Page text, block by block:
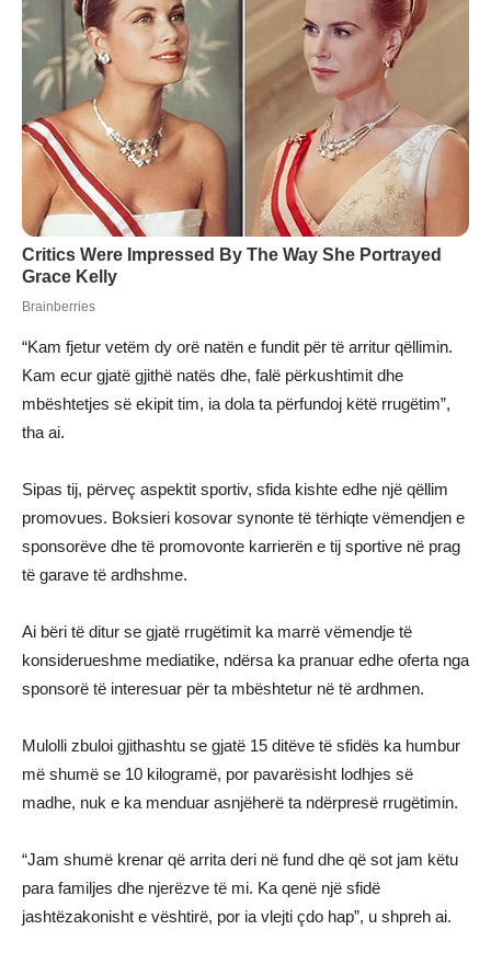
“Kam fjetur vetëm dy orë natën e fundit për të arritur qëllimin.
Kam ecur gjatë gjithë natës dhe, falë përkushtimit dhe
mbështetjes së ekipit tim, ia dola ta përfundoj këtë rrugëtim”,
tha ai.
Sipas tij, përveç aspektit sportiv, sfida kishte edhe një qëllim
promovues. Boksieri kosovar synonte të tërhiqte vëmendjen e
sponsorëve dhe të promovonte karrierën e tij sportive në prag
të garave të ardhshme.
Ai bëri të ditur se gjatë rrugëtimit ka marrë vëmendje të
konsiderueshme mediatike, ndërsa ka pranuar edhe oferta nga
sponsorë të interesuar për ta mbështetur në të ardhmen.
Mulolli zbuloi gjithashtu se gjatë 15 ditëve të sfidës ka humbur
më shumë se 10 kilogramë, por pavarësisht lodhjes së
madhe, nuk e ka menduar asnjëherë ta ndërpresë rrugëtimin.
“Jam shumë krenar që arrita deri në fund dhe që sot jam këtu
para familjes dhe njerëzve të mi. Ka qenë një sfidë
jashtëzakonisht e vështirë, por ia vlejti çdo hap”, u shpreh ai.